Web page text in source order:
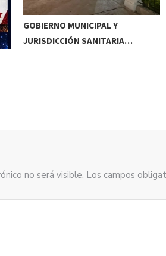
GOBIERNO MUNICIPAL Y
JURISDICCIÓN SANITARIA…
no será visible. Los campos